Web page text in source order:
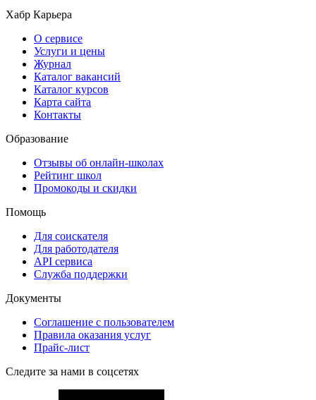
Хабр Карьера
О сервисе
Услуги и цены
Журнал
Каталог вакансий
Каталог курсов
Карта сайта
Контакты
Образование
Отзывы об онлайн-школах
Рейтинг школ
Промокоды и скидки
Помощь
Для соискателя
Для работодателя
API сервиса
Служба поддержки
Документы
Соглашение с пользователем
Правила оказания услуг
Прайс-лист
Следите за нами в соцсетях